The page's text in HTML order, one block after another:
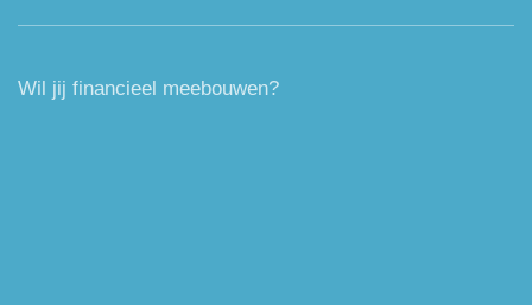
Wil jij financieel meebouwen?